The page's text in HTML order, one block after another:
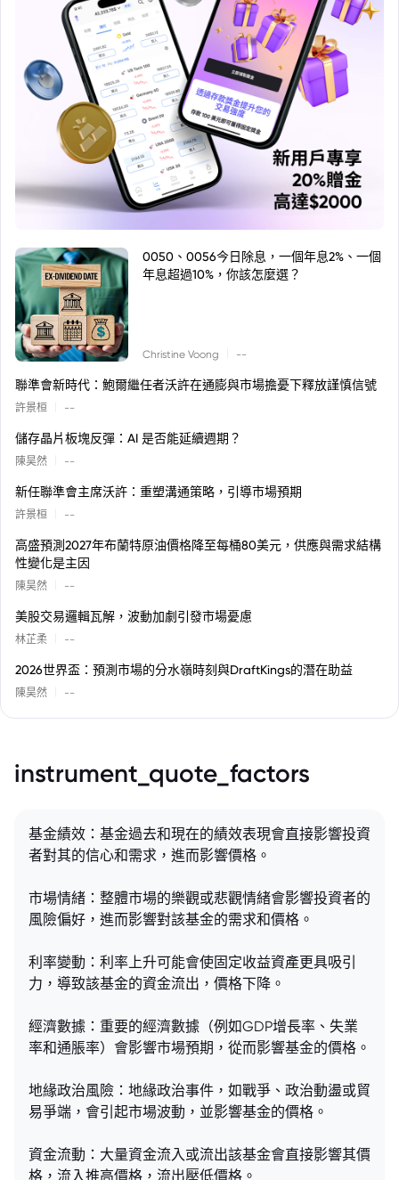
0050、0056今日除息，一個年息2%、一個
年息超過10%，你該怎麼選？
Christine Voong --
聯準會新時代：鮑爾繼任者沃許在通膨與市場擔憂下釋放謹慎信號
許景桓 --
儲存晶片板塊反彈：AI 是否能延續週期？
陳昊然 --
新任聯準會主席沃許：重塑溝通策略，引導市場預期
許景桓 --
高盛預測2027年布蘭特原油價格降至每桶80美元，供應與需求結構
性變化是主因
陳昊然 --
美股交易邏輯瓦解，波動加劇引發市場憂慮
林芷柔 --
2026世界盃：預測市場的分水嶺時刻與DraftKings的潛在助益
陳昊然 --
instrument_quote_factors
基金績效：基金過去和現在的績效表現會直接影響投資
者對其的信心和需求，進而影響價格。
市場情緒：整體市場的樂觀或悲觀情緒會影響投資者的
風險偏好，進而影響對該基金的需求和價格。
利率變動：利率上升可能會使固定收益資產更具吸引
力，導致該基金的資金流出，價格下降。
經濟數據：重要的經濟數據（例如GDP增長率、失業
率和通脹率）會影響市場預期，從而影響基金的價格。
地緣政治風險：地緣政治事件，如戰爭、政治動盪或貿
易爭端，會引起市場波動，並影響基金的價格。
資金流動：大量資金流入或流出該基金會直接影響其價
格，流入推高價格，流出壓低價格。